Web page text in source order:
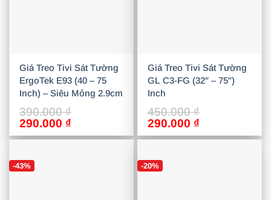
Giá Treo Tivi Sát Tường
ErgoTek E93 (40 – 75
Inch) – Siêu Mỏng 2.9cm
390.000₫
Giá
gốc
390.000 ₫.
290.000 ₫
hiện
Giá Treo Tivi Sát Tường
GL C3-FG (32″ – 75″)
Inch
450.000₫
Giá
gốc
450.000 ₫.
290.000 ₫
hiện
-43% -20%